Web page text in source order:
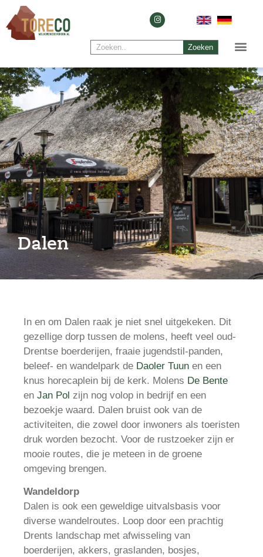
Zoeken
Dalen
In en om Dalen raak je niet snel uitgekeken. Dit
gezellige dorp tussen de molens, heeft veel oud-
Drentse boerderijen, fraaie jugendstil-panden,
beleef- en wandelpark de Daoler Tuun en een
knus horecaplein bij de kerk. Molens De Bente
en Jan Pol zijn nog volop in bedrijf en een
bezoekje waard. Dalen bruist ook van de
activiteiten, die zowel door inwoners als toeristen
druk worden bezocht. Voor de rustzoeker zijn er
mooie routes, die je meteen in de groene
omgeving brengen.
Wandeldorp
Dalen is ook een geweldige uitvalsbasis voor
diverse wandelroutes. Loop door een prachtig
Drents landschap met afwisseling van
boerderijen, akkers, graslanden, bosjes,